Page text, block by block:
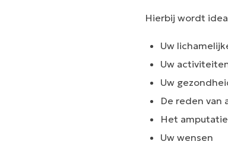
Hierbij wordt
Uw
Uw
Uw
De reden van
Het
Uw wensen